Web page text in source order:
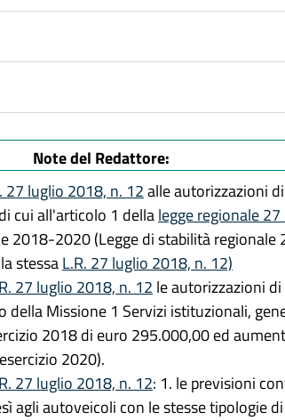
Note del Redattore:
27 luglio 2018, n. 12alle autorizzazioni
cui all'articolo 1 dellalegge regionale
2018-2020 (Legge di stabilità
stessaL.R. 27 luglio 2018, n. 12)
27 luglio 2018, n. 12 le autorizzazioni
della Missione 1 Servizi istituzionali,
2018 di euro 295.000,00 ed
2020).
27 luglio 2018, n. 12: 1. le previsioni
agli autoveicoli con le stesse tipologie